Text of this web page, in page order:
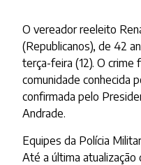
O vereador reeleito
(Republicanos), de 42
terça-feira (12). O crime
comunidade conhecida
confirmada pelo
Andrade.
Equipes da Polícia
Até a última